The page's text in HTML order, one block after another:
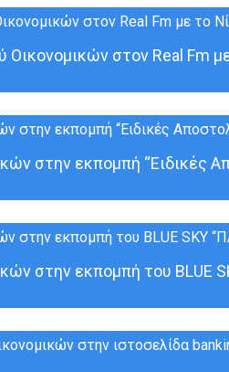
Οικονομικών στον Real Fm
στην εκπομπή “Ειδικές
στην εκπομπή του BLUE